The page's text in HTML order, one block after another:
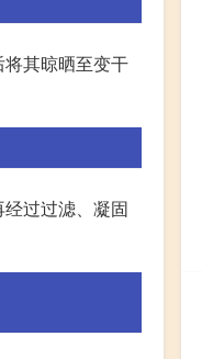
其晾晒至变干
过过滤、凝固